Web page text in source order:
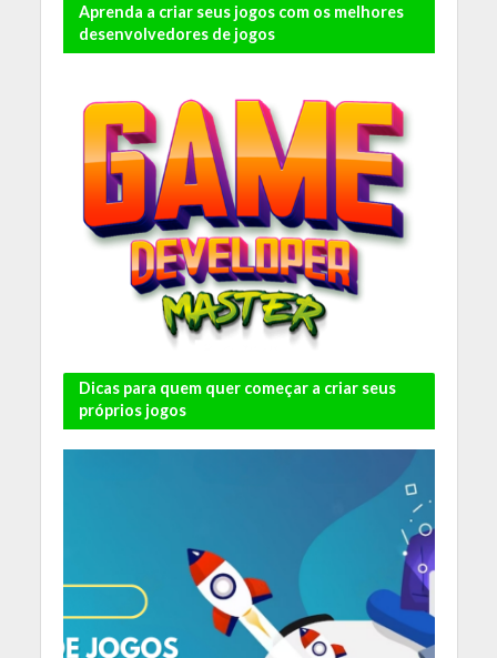
Aprenda a criar seus jogos com os melhores
desenvolvedores de jogos
Dicas para quem quer começar a criar seus
próprios jogos